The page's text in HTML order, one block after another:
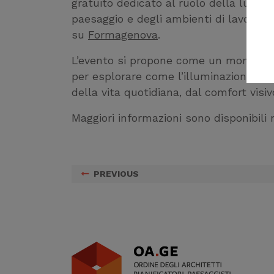
gratuito dedicato al ruolo della luce
paesaggio e degli ambienti di lavoro a
su Formagenova.
L’evento si propone come un
per esplorare come l’illuminazione
della vita quotidiana, dal comfort
Maggiori informazioni sono disponibili
PREVIOUS